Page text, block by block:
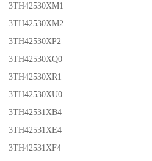
3TH42530XM1
3TH42530XM2
3TH42530XP2
3TH42530XQ0
3TH42530XR1
3TH42530XU0
3TH42531XB4
3TH42531XE4
3TH42531XF4